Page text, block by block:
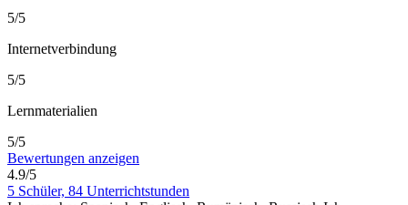
5/5
Internetverbindung
5/5
Lernmaterialien
5/5
Bewertungen anzeigen
4.9/5
5 Schüler, 84 Unterrichtstunden